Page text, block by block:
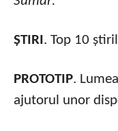
ȘTIRI . Top 10
PROTOTIP.
ajutorul unor